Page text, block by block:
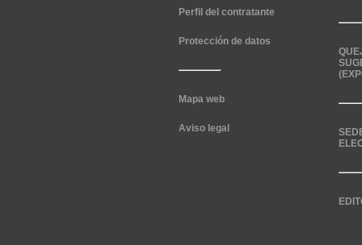
Perfil del contratante
Protección de datos
Mapa web
Aviso legal